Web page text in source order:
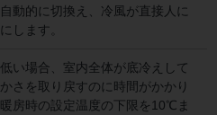
動的に切換え、冷風が直接人に
します。
い場合、室内全体が底冷えして
さを取り戻すのに時間がかかり
房時の設定温度の下限を10℃ま